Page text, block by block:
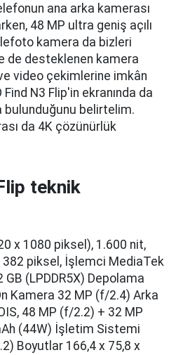
ana arka kamerası
48 MP ultra geniş açılı
kamera da bizleri
de desteklenen kamera
video çekimlerine imkân
Find N3 Flip'in ekranında da
belirtelim.
da 4K çözünürlük
teknik
x 1080 piksel), 1.600 nit,
382 piksel, İşlemci MediaTek
(LPDDR5X) Depolama
Kamera 32 MP (f/2.4) Arka
48 MP (f/2.2) + 32 MP
(44W) İşletim Sistemi
Boyutlar 166,4 x 75,8 x